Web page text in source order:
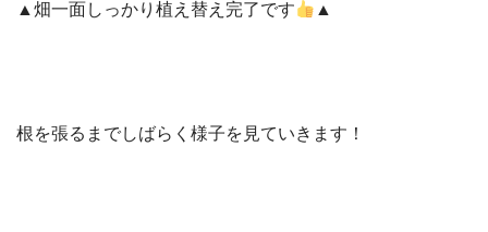
▲畑一面しっかり植え替え完了です ▲
根を張るまでしばらく様子を見ていきます！